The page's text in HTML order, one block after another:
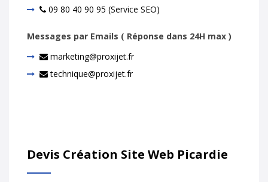
09 80 40 90 95 (Service SEO)
Messages par Emails ( Réponse dans 24H max )
marketing@proxijet.fr
technique@proxijet.fr
Devis Création Site Web Picardie